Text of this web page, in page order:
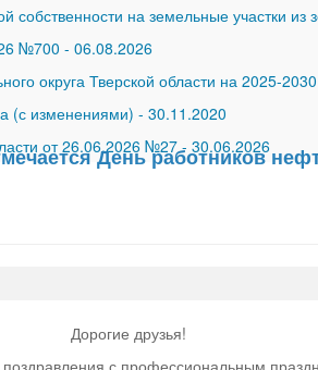
на земельные участки из
№700 - 06.08.2026
округа Тверской области на 2025-
(с изменениями) - 30.11.2020
от 26.06.2026 №27- 30.06.2026
День работников
Дорогие друзья!